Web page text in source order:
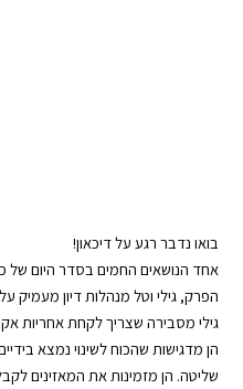
בואו נדבר רגע עלדיכאון!
אחד הנושאים החמים בסדר היום של
הפרק, גילי וטל מנהלות דיון מעמיק
גילי מסבירה שצריך לקחת אחריות
הן מדגישות שהכוח לשינוי נמצא
שליטה. הן מזמינות את המאזינים